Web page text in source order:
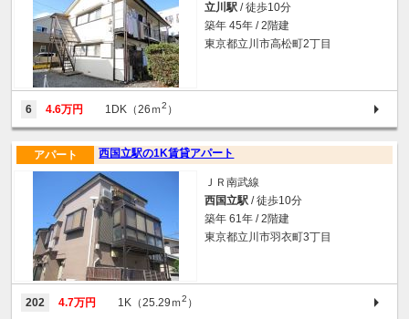
立川駅 / 徒歩10分
築年 45年 / 2階建
東京都立川市高松町2丁目
6 4.6万円 1DK（26ｍ2 ）
西国立駅の1K賃貸アパート
アパート
ＪＲ南武線
西国立駅 / 徒歩10分
築年 61年 / 2階建
東京都立川市羽衣町3丁目
202 4.7万円 1K（25.29ｍ2 ）